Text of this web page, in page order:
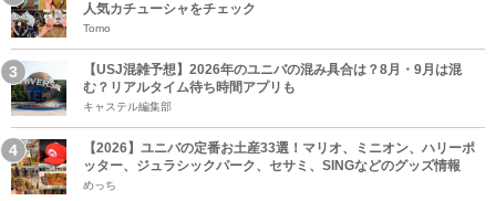
人気カチューシャをチェック
Tomo
【USJ混雑予想】2026年のユニバの混み具合は？8月・9月は混
む？リアルタイム待ち時間アプリも
キャステル編集部
【2026】ユニバの定番お土産33選！マリオ、ミニオン、ハリーポ
ッター、ジュラシックパーク、セサミ、SINGなどのグッズ情報
めっち